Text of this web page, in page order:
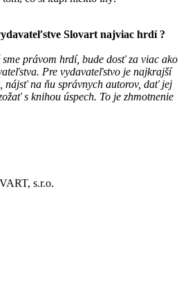
Slovart najviac hrdí ?
právom hrdí, bude dosť za viac ako
Pre vydavateľstvo je najkrajší
nájsť na ňu správnych autorov, dať jej
s knihou úspech. To je zhmotnenie
s.r.o.